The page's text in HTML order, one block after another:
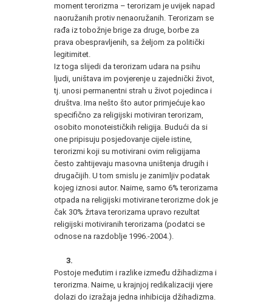
moment terorizma – terorizam je uvijek napad
naoružanih protiv nenaoružanih. Terorizam se
rađa iz tobožnje brige za druge, borbe za
prava obespravljenih, sa željom za politički
legitimitet.
Iz toga slijedi da terorizam udara na psihu
ljudi, uništava im povjerenje u zajednički život,
tj. unosi permanentni strah u život pojedinca i
društva. Ima nešto što autor primjećuje kao
specifično za religijski motiviran terorizam,
osobito monoteističkih religija. Budući da si
one pripisuju posjedovanje cijele istine,
terorizmi koji su motivirani ovim religijama
često zahtijevaju masovna uništenja drugih i
drugačijih. U tom smislu je zanimljiv podatak
kojeg iznosi autor. Naime, samo 6% terorizama
otpada na religijski motivirane terorizme dok je
čak 30% žrtava terorizama upravo rezultat
religijski motiviranih terorizama (podatci se
odnose na razdoblje 1996.-2004.).
3.
Postoje međutim i razlike između džihadizma i
terorizma. Naime, u krajnjoj redikalizaciji vjere
dolazi do izražaja jedna inhibicija džihadizma.